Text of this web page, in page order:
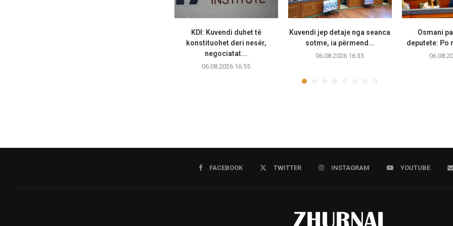
KDI: Kuvendi duhet të
konstituohet deri nesër,
negociatat...
06.08.2026 16:55
Kuvendi jep detaje nga seanca
sotme, ia përmend...
06.08.2026 16:33
Osmani
deputete: Po
FACEBOOK TWITTER INSTAGRAM YOUTUBE